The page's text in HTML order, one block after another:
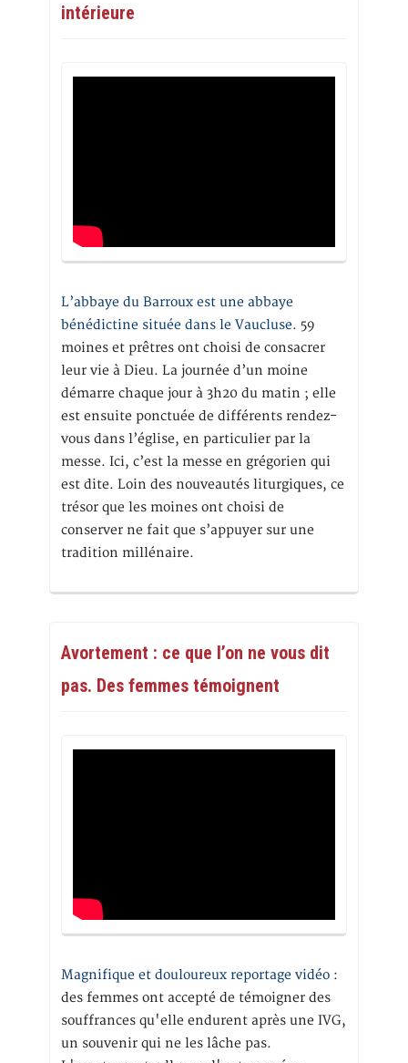
intérieure
L’abbaye du Barroux est une abbaye
bénédictine située dans le Vaucluse. 59
moines et prêtres ont choisi de consacrer
leur vie à Dieu. La journée d’un moine
démarre chaque jour à 3h20 du matin ; elle
est ensuite ponctuée de différents rendez-
vous dans l’église, en particulier par la
messe. Ici, c’est la messe en grégorien qui
est dite. Loin des nouveautés liturgiques, ce
trésor que les moines ont choisi de
conserver ne fait que s’appuyer sur une
tradition millénaire.
Avortement : ce que l’on ne vous dit
pas. Des femmes témoignent
Magnifique et douloureux reportage vidéo :
des femmes ont accepté de témoigner des
souffrances qu'elle endurent après une IVG,
un souvenir qui ne les lâche pas.